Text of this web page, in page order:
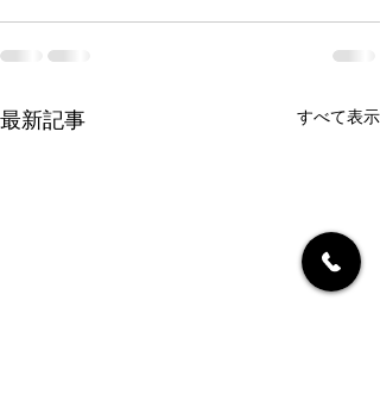
最新記事 すべて表示